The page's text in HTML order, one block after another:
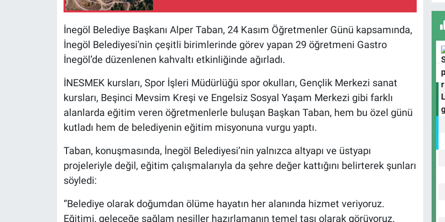
İnegöl Belediye Başkanı Alper Taban, 24 Kasım Öğretmenler Günü kapsamında,
İnegöl Belediyesi'nin çeşitli birimlerinde görev yapan 29 öğretmeni Gastro
İnegöl’de düzenlenen kahvaltı etkinliğinde ağırladı.
İNESMEK kursları, Spor İşleri Müdürlüğü spor okulları, Gençlik Merkezi sanat
kursları, Beşinci Mevsim Kreşi ve Engelsiz Sosyal Yaşam Merkezi gibi farklı
alanlarda eğitim veren öğretmenlerle buluşan Başkan Taban, hem bu özel günü
kutladı hem de belediyenin eğitim misyonuna vurgu yaptı.
Taban, konuşmasında, İnegöl Belediyesi’nin yalnızca altyapı ve üstyapı
projeleriyle değil, eğitim çalışmalarıyla da şehre değer kattığını belirterek şunları
söyledi:
“Belediye olarak doğumdan ölüme hayatın her alanında hizmet veriyoruz.
Eğitimi, geleceğe sağlam nesiller hazırlamanın temel taşı olarak görüyoruz.
Nöbetçi Eczaneler